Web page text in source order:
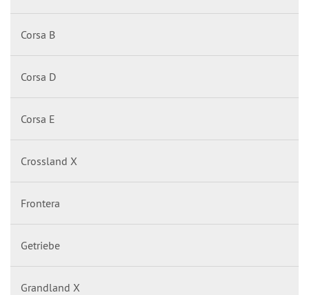
Corsa B
Corsa D
Corsa E
Crossland X
Frontera
Getriebe
Grandland X